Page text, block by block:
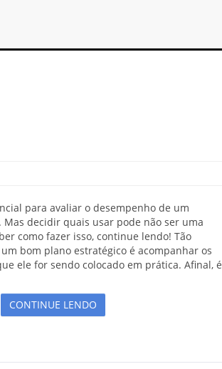
para avaliar o desempenho de um
decidir quais usar pode não ser uma
como fazer isso, continue lendo! Tão
bom plano estratégico é acompanhar os
ele for sendo colocado em prática. Afinal, é
CONTINUE LENDO